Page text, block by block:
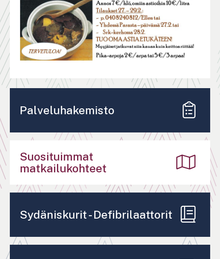
Palveluhakemisto
Suosituimmat
matkailukohteet
Sydäniskurit - Defibrilaattorit